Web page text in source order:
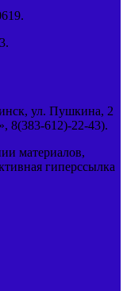
ул. Пушкина, 2
8(383-612)-22-43).
материалов,
гиперссылка